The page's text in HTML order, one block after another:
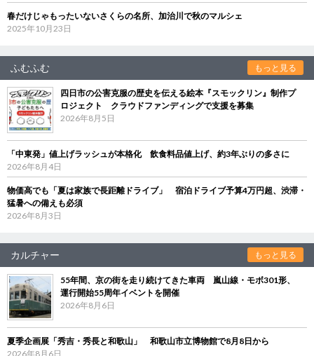
春だけじゃもったいないさくらの名所、加治川で秋のマルシェ
2025年10月23日
ふむふむ もっと見る
四日市の公害克服の歴史を伝える絵本『スモックリン』制作プ
ロジェクト クラウドファンディングで支援を募集
2026年8月5日
「中東発」値上げラッシュが本格化 飲食料品値上げ、約3年ぶりの多さに
2026年8月4日
物価高でも「夏は家族で長距離ドライブ」 宿泊ドライブ予算4万円超、渋滞・
猛暑への備えも必須
2026年8月3日
カルチャー もっと見る
55年間、京の街を走り続けてきた車両 嵐山線・モボ301形、
運行開始55周年イベントを開催
2026年8月6日
夏季企画展「秀吉・秀長と和歌山」 和歌山市立博物館で8月8日から
2026年8月6日